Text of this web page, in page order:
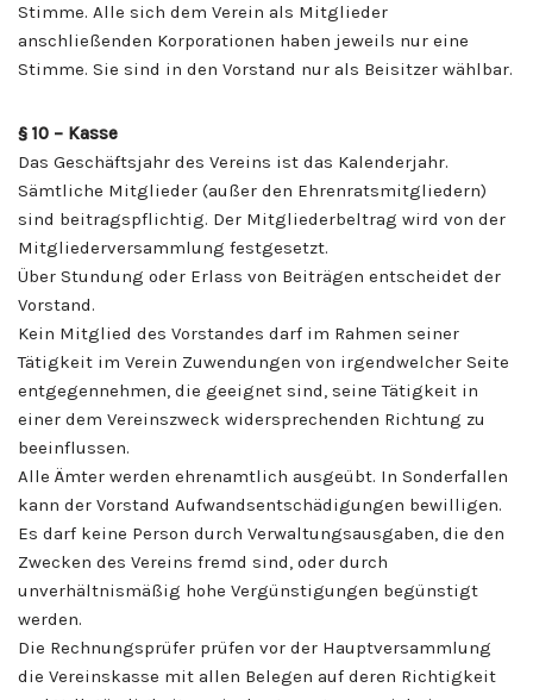
Stimme. Alle sich dem Verein als Mitglieder
anschließenden Korporationen haben jeweils nur eine
Stimme. Sie sind in den Vorstand nur als Beisitzer wählbar.
§ 10 – Kasse
Das Geschäftsjahr des Vereins ist das Kalenderjahr.
Sämtliche Mitglieder (außer den Ehrenratsmitgliedern)
sind beitragspflichtig. Der Mitgliederbeltrag wird von der
Mitgliederversammlung festgesetzt.
Über Stundung oder Erlass von Beiträgen entscheidet der
Vorstand.
Kein Mitglied des Vorstandes darf im Rahmen seiner
Tätigkeit im Verein Zuwendungen von irgendwelcher Seite
entgegennehmen, die geeignet sind, seine Tätigkeit in
einer dem Vereinszweck widersprechenden Richtung zu
beeinflussen.
Alle Ämter werden ehrenamtlich ausgeübt. In Sonderfallen
kann der Vorstand Aufwandsentschädigungen bewilligen.
Es darf keine Person durch Verwaltungsausgaben, die den
Zwecken des Vereins fremd sind, oder durch
unverhältnismäßig hohe Vergünstigungen begünstigt
werden.
Die Rechnungsprüfer prüfen vor der Hauptversammlung
die Vereinskasse mit allen Belegen auf deren Richtigkeit